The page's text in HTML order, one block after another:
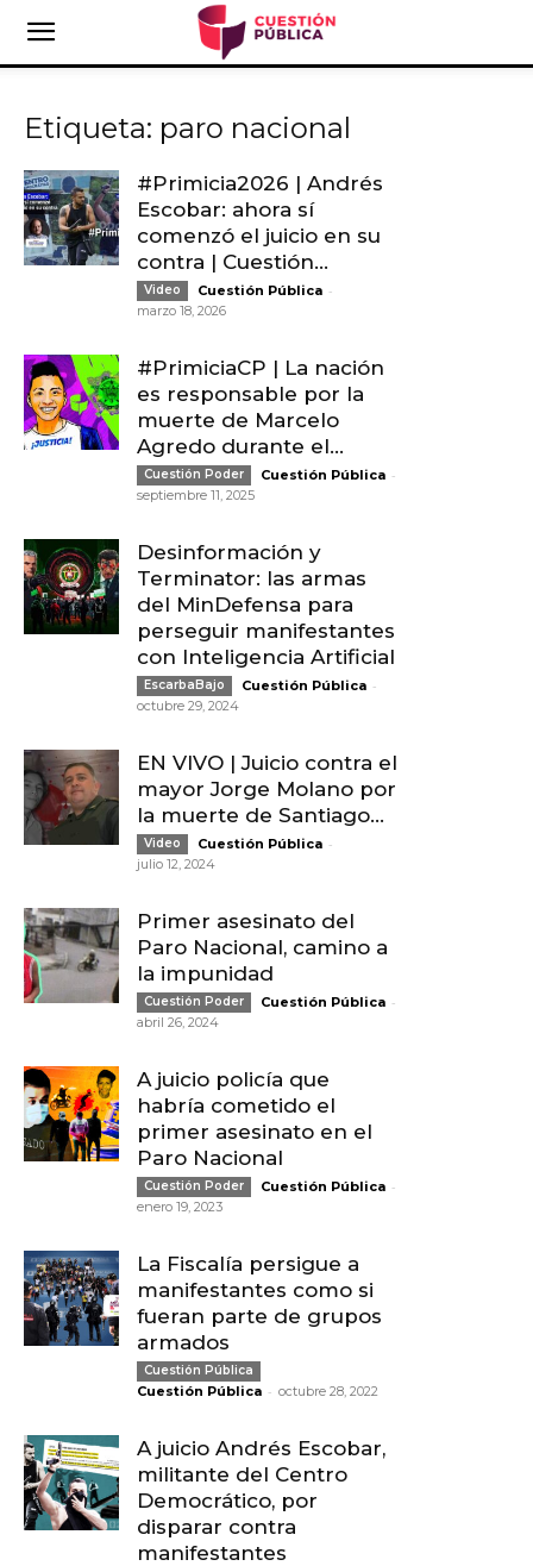
Etiqueta: paro nacional
#Primicia2026 | Andrés
Escobar: ahora sí
comenzó el juicio en su
contra | Cuestión...
Video Cuestión Pública -
marzo 18, 2026
#PrimiciaCP | La nación
es responsable por la
muerte de Marcelo
Agredo durante el...
Cuestión Poder Cuestión Pública -
septiembre 11, 2025
Desinformación y
Terminator: las armas
del MinDefensa para
perseguir manifestantes
con Inteligencia Artificial
EscarbaBajo Cuestión Pública -
octubre 29, 2024
EN VIVO | Juicio contra el
mayor Jorge Molano por
la muerte de Santiago...
Video Cuestión Pública -
julio 12, 2024
Primer asesinato del
Paro Nacional, camino a
la impunidad
Cuestión Poder Cuestión Pública -
abril 26, 2024
A juicio policía que
habría cometido el
primer asesinato en el
Paro Nacional
Cuestión Poder Cuestión Pública -
enero 19, 2023
La Fiscalía persigue a
manifestantes como si
fueran parte de grupos
armados
Cuestión Pública
Cuestión Pública - octubre 28, 2022
A juicio Andrés Escobar,
militante del Centro
Democrático, por
disparar contra
manifestantes